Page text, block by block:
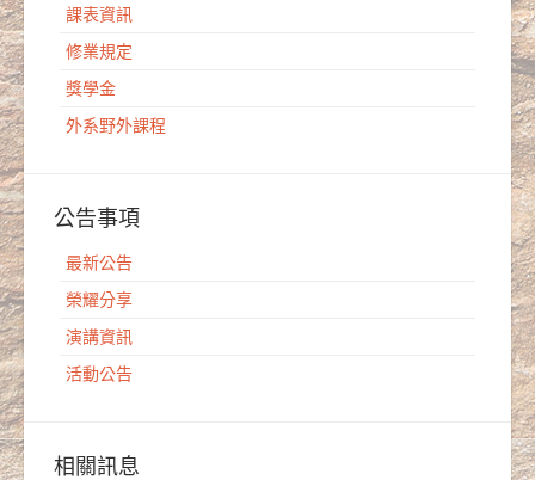
課表資訊
修業規定
獎學金
外系野外課程
公告事項
最新公告
榮耀分享
演講資訊
活動公告
相關訊息